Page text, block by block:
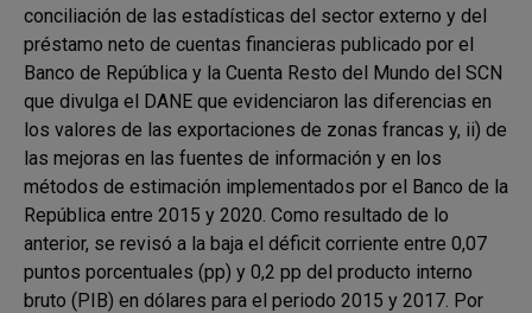
El déficit corriente estimado para el primer trimestre de
2025 (USD 1.573 m, 1,2 % del PIB) comparado con el
trimestre inmediatamente anterior, se redujo en USD
2.351 m, Este comportamiento obedeció
principalmente a un menor déficit de la balanza
comercial de bienes y al aumento de los ingresos
netos por transferencias, al cambio de signo de la
balanza comercial de servicios al pasar de déficit a
superávit y a la disminución de los egresos netos de la
renta de factores (Gráfico 1).
conciliación de las estadísticas del sector externo y del
préstamo neto de cuentas financieras publicado por el
Banco de República y la Cuenta Resto del Mundo del SCN
que divulga el DANE que evidenciaron las diferencias en
los valores de las exportaciones de zonas francas y, ii) de
las mejoras en las fuentes de información y en los
métodos de estimación implementados por el Banco de la
República entre 2015 y 2020. Como resultado de lo
anterior, se revisó a la baja el déficit corriente entre 0,07
puntos porcentuales (pp) y 0,2 pp del producto interno
bruto (PIB) en dólares para el periodo 2015 y 2017. Por